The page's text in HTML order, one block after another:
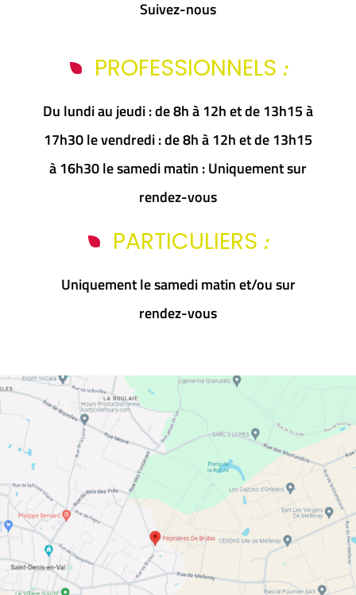
Suivez-nous
PROFESSIONNELS :
Du lundi au jeudi : de 8h à 12h et de 13h15 à
17h30 le vendredi : de 8h à 12h et de 13h15
à 16h30 le samedi matin : Uniquement sur
rendez-vous
PARTICULIERS :
Uniquement le samedi matin et/ou sur
rendez-vous